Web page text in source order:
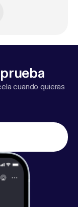
cuando quieras